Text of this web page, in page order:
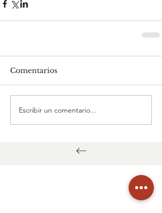
Comentarios
Escribir un comentario...